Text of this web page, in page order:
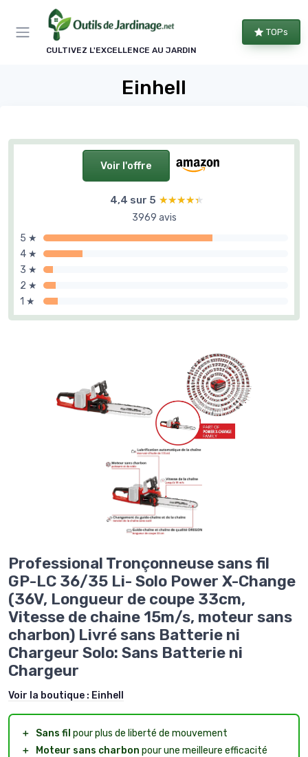
CULTIVEZ L'EXCELLENCE AU JARDIN
TOPs
Einhell
Voir l'offre
4,4 sur 5 ★★★★★
★★★★★
3969 avis
5 ★
4 ★
3 ★
2 ★
1 ★
Professional Tronçonneuse sans fil
GP-LC 36/35 Li- Solo Power X-Change
(36V, Longueur de coupe 33cm,
Vitesse de chaine 15m/s, moteur sans
charbon) Livré sans Batterie ni
Chargeur Solo: Sans Batterie ni
Chargeur
Voir la boutique : Einhell
＋ Sans fil pour plus de liberté de mouvement
＋
Moteur sans charbon pour une meilleure efficacité
Panneau de gestion des cookies